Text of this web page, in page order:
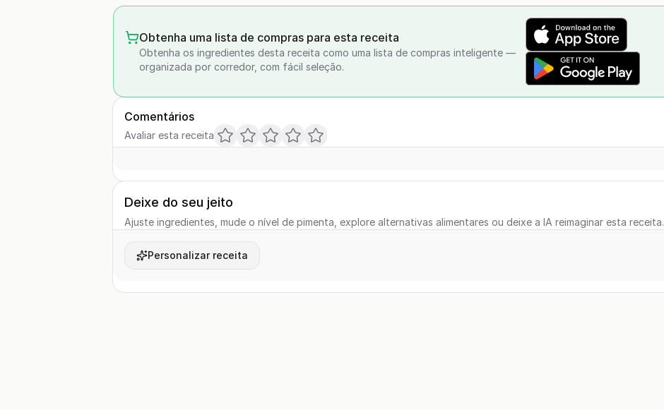
Obtenha uma lista de compras para esta receita
Obtenha os ingredientes desta receita como uma lista de compras inteligente —
organizada por corredor, com fácil seleção.
Comentários
Avaliar esta receita
Deixe do seu jeito
Ajuste ingredientes, mude o nível de pimenta, explore alternativas alimentares ou deixe a IA reimaginar esta receita.
Personalizar receita